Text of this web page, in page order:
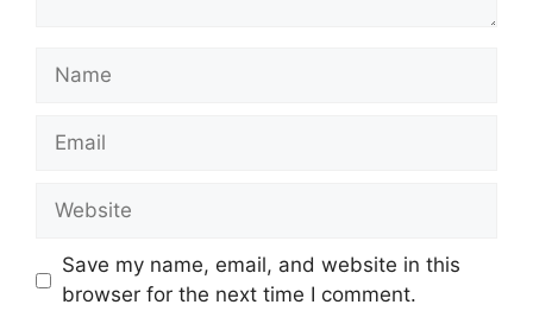
Name
Email
Website
Save my name, email, and website in this
browser for the next time I comment.